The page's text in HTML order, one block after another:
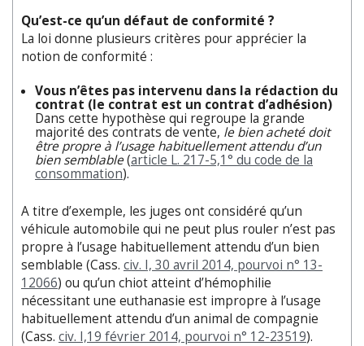
Qu’est-ce qu’un défaut de conformité ?
La loi donne plusieurs critères pour apprécier la
notion de conformité :
Vous n’êtes pas intervenu dans la rédaction du
contrat (le contrat est un contrat d’adhésion)
Dans cette hypothèse qui regroupe la grande
majorité des contrats de vente, le bien acheté doit
être propre à l’usage habituellement attendu d’un
bien semblable(article L. 217-5,1° du code de la
consommation).
A titre d’exemple, les juges ont considéré qu’un
véhicule automobile qui ne peut plus rouler n’est pas
propre à l’usage habituellement attendu d’un bien
semblable (Cass. civ. I, 30 avril 2014, pourvoi n° 13-
12066) ou qu’un chiot atteint d’hémophilie
nécessitant une euthanasie est impropre à l’usage
habituellement attendu d’un animal de compagnie
(Cass. civ. I,19 février 2014, pourvoi n° 12-23519).